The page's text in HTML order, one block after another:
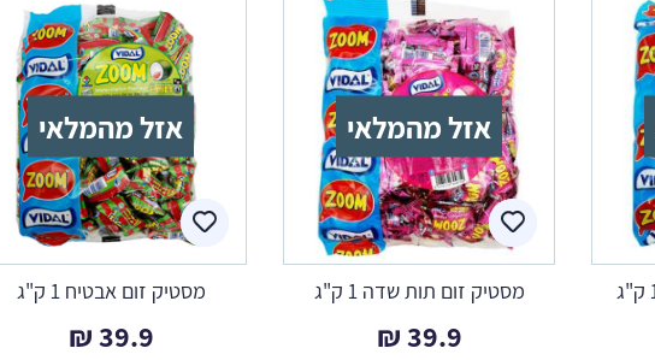
אזל מהמלאי
מסטיק זום תות שדה 1 ק"ג
39.9
₪
אזל מהמלאי
מסטיק זום אבטיח 1 ק"ג
39.9
₪